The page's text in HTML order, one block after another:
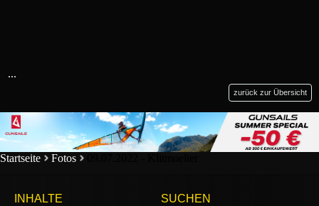
...
zurück zur Übersicht
Startseite Fotos
INHALTE SUCHEN